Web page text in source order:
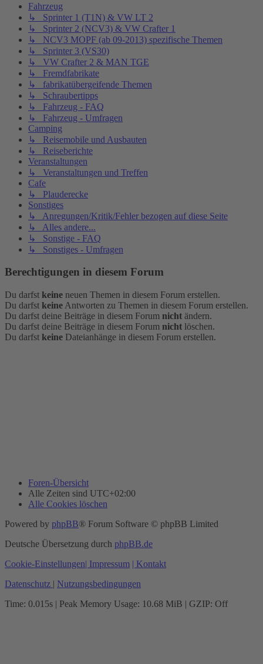
Fahrzeug
↳ Sprinter 1 (T1N) & VW LT 2
↳ Sprinter 2 (NCV3) & VW Crafter 1
↳ NCV3 MOPF (ab 09-2013) spezifische Themen
↳ Sprinter 3 (VS30)
↳ VW Crafter 2 & MAN TGE
↳ Fremdfabrikate
↳ fabrikatübergeifende Themen
↳ Schraubertipps
↳ Fahrzeug - FAQ
↳ Fahrzeug - Umfragen
Camping
↳ Reisemobile und Ausbauten
↳ Reiseberichte
Veranstaltungen
↳ Veranstaltungen und Treffen
Cafe
↳ Plauderecke
Sonstiges
↳ Anregungen/Kritik/Fehler bezogen auf diese Seite
↳ Alles andere...
↳ Sonstige - FAQ
↳ Sonstiges - Umfragen
Berechtigungen in diesem Forum
Du darfst keine neuen Themen in diesem Forum erstellen.
Du darfst keine Antworten zu Themen in diesem Forum erstellen.
Du darfst deine Beiträge in diesem Forum nicht ändern.
Du darfst deine Beiträge in diesem Forum nicht löschen.
Du darfst keine Dateianhänge in diesem Forum erstellen.
Foren-Übersicht
Alle Zeiten sind UTC+02:00
Alle Cookies löschen
Powered by phpBB® Forum Software © phpBB Limited
Deutsche Übersetzung durch phpBB.de
Cookie-Einstellungen| Impressum | Kontakt
Datenschutz | Nutzungsbedingungen
Time: 0.015s | Peak Memory Usage: 10.68 MiB | GZIP: Off